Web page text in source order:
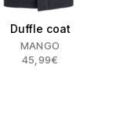
Duffle coat
MANGO
45,99€